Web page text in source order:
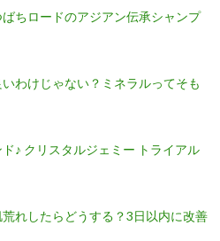
ばちロードのアジアン伝承シャンプ
わけじゃない？ミネラルってそも
♪ クリスタルジェミー トライアル
れしたらどうする？3日以内に改善